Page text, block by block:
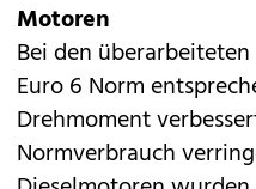
Motoren
Bei den
Euro 6 Norm
Drehmoment
Normverbrauch